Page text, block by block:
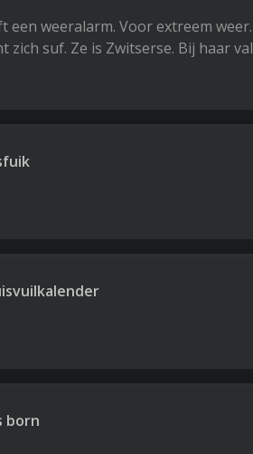
een weeralarm. Voor extreem
zich suf. Ze is Zwitserse. Bij haar
born